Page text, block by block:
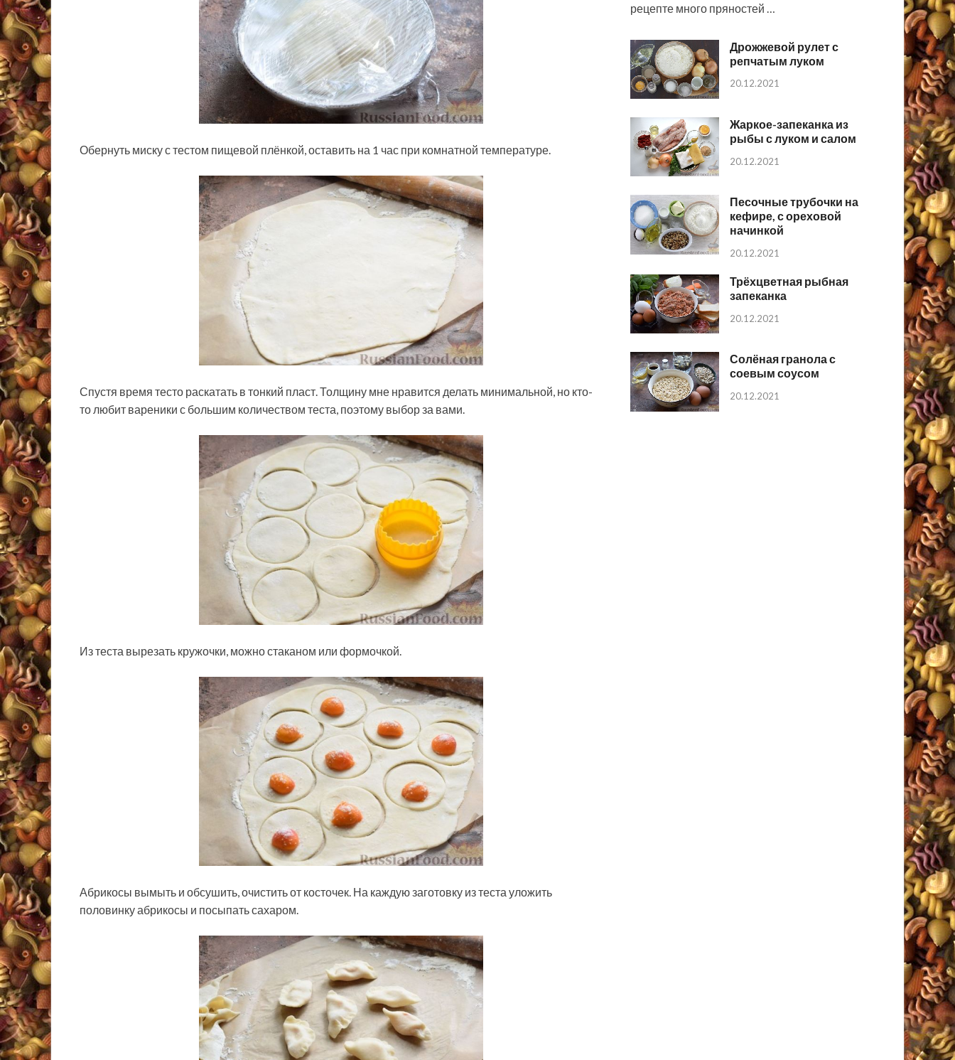
Обернуть миску с тестом пищевой плёнкой, оставить на 1 час при комнатной температуре.
Спустя время тесто раскатать в тонкий пласт. Толщину мне нравится делать минимальной, но кто-
то любит вареники с большим количеством теста, поэтому выбор за вами.
Из теста вырезать кружочки, можно стаканом или формочкой.
Абрикосы вымыть и обсушить, очистить от косточек. На каждую заготовку из теста уложить
половинку абрикосы и посыпать сахаром.
рецепте много пряностей …
Дрожжевой рулет с
репчатым луком
20.12.2021
Жаркое-запеканка из
рыбы с луком и салом
20.12.2021
Песочные трубочки на
кефире, с ореховой
начинкой
20.12.2021
Трёхцветная рыбная
запеканка
20.12.2021
Солёная гранола с
соевым соусом
20.12.2021